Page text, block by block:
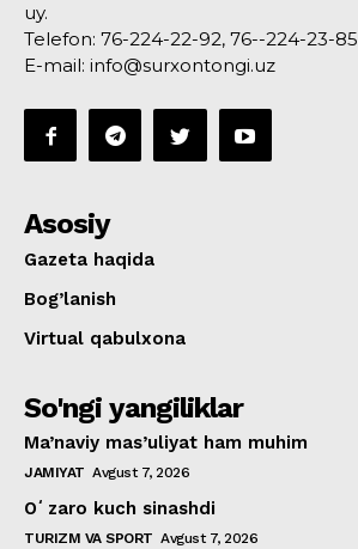
uy.
Telefon: 76-224-22-92, 76--224-23-85
E-mail: info@surxontongi.uz
Asosiy
Gazeta haqida
Bog’lanish
Virtual qabulxona
So'ngi yangiliklar
Ma’naviy mas’uliyat ham muhim
JAMIYAT Avgust 7, 2026
Oʻzaro kuch sinashdi
TURIZM VA SPORT Avgust 7, 2026